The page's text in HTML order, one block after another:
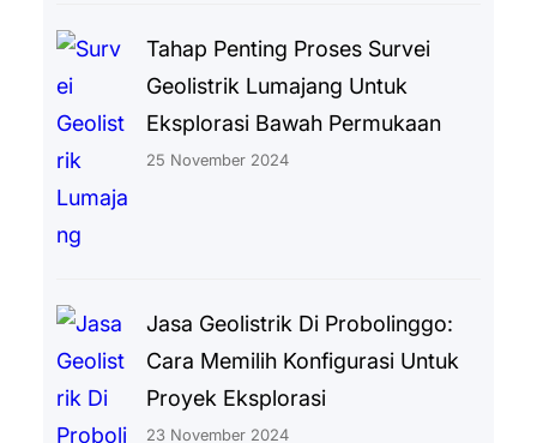
Tahap Penting Proses Survei
Geolistrik Lumajang Untuk
Eksplorasi Bawah Permukaan
25 November 2024
Jasa Geolistrik Di Probolinggo:
Cara Memilih Konfigurasi Untuk
Proyek Eksplorasi
23 November 2024